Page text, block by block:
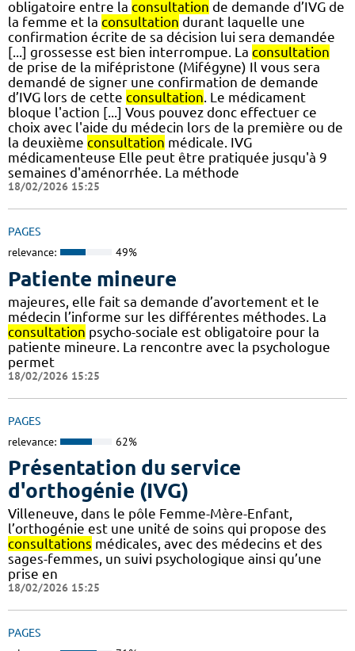
obligatoire entre la consultation de demande d’IVG de
la femme et la consultation durant laquelle une
confirmation écrite de sa décision lui sera demandée
[...] grossesse est bien interrompue. La consultation
de prise de la mifépristone (Mifégyne) Il vous sera
demandé de signer une confirmation de demande
d’IVG lors de cette consultation. Le médicament
bloque l'action [...] Vous pouvez donc effectuer ce
choix avec l'aide du médecin lors de la première ou de
la deuxième consultation médicale. IVG
médicamenteuse Elle peut être pratiquée jusqu'à 9
semaines d'aménorrhée. La méthode
18/02/2026 15:25
PAGES
relevance: 49%
Patiente mineure
majeures, elle fait sa demande d’avortement et le
médecin l’informe sur les différentes méthodes. La
consultation psycho-sociale est obligatoire pour la
patiente mineure. La rencontre avec la psychologue
permet
18/02/2026 15:25
PAGES
relevance: 62%
Présentation du service
d'orthogénie (IVG)
Villeneuve, dans le pôle Femme-Mère-Enfant,
l’orthogénie est une unité de soins qui propose des
consultations médicales, avec des médecins et des
sages-femmes, un suivi psychologique ainsi qu’une
prise en
18/02/2026 15:25
PAGES